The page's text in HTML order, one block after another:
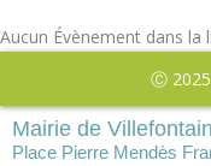
Aucun Évènement dans
Ⓒ 2025
Mairie de
Place Pierre Mendès